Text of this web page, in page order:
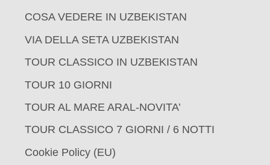
COSA VEDERE IN UZBEKISTAN
VIA DELLA SETA UZBEKISTAN
TOUR CLASSICO IN UZBEKISTAN
TOUR 10 GIORNI
TOUR AL MARE ARAL-NOVITA’
TOUR CLASSICO 7 GIORNI / 6 NOTTI
Cookie Policy (EU)